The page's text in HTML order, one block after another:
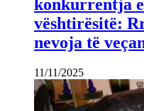
konkurrentja
vështirësitë:
nevoja të
11/11/2025